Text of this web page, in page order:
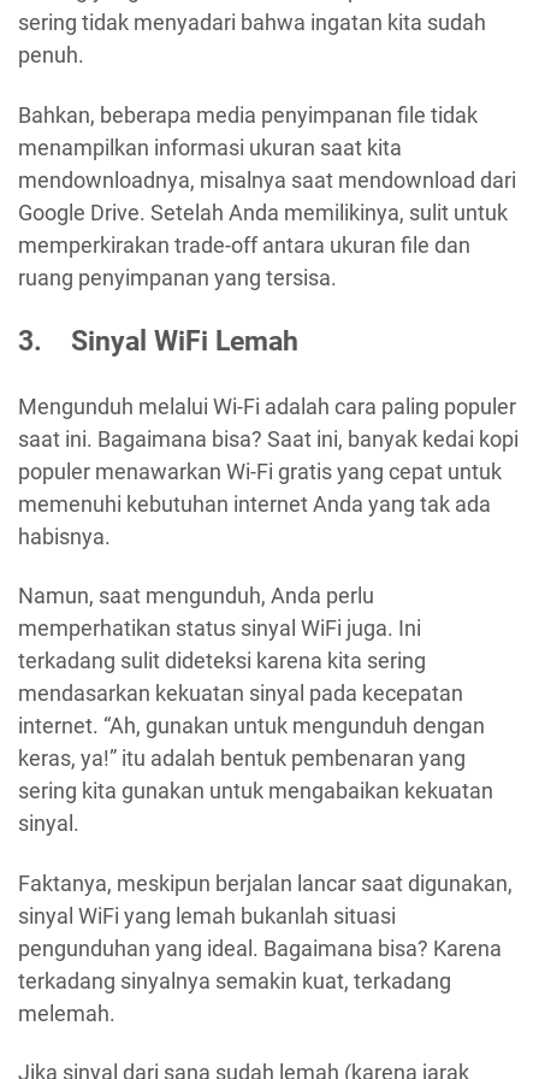
sering tidak menyadari bahwa ingatan kita sudah
penuh.
Bahkan, beberapa media penyimpanan file tidak
menampilkan informasi ukuran saat kita
mendownloadnya, misalnya saat mendownload dari
Google Drive. Setelah Anda memilikinya, sulit untuk
memperkirakan trade-off antara ukuran file dan
ruang penyimpanan yang tersisa.
3. Sinyal WiFi Lemah
Mengunduh melalui Wi-Fi adalah cara paling populer
saat ini. Bagaimana bisa? Saat ini, banyak kedai kopi
populer menawarkan Wi-Fi gratis yang cepat untuk
memenuhi kebutuhan internet Anda yang tak ada
habisnya.
Namun, saat mengunduh, Anda perlu
memperhatikan status sinyal WiFi juga. Ini
terkadang sulit dideteksi karena kita sering
mendasarkan kekuatan sinyal pada kecepatan
internet. “Ah, gunakan untuk mengunduh dengan
keras, ya!” itu adalah bentuk pembenaran yang
sering kita gunakan untuk mengabaikan kekuatan
sinyal.
Faktanya, meskipun berjalan lancar saat digunakan,
sinyal WiFi yang lemah bukanlah situasi
pengunduhan yang ideal. Bagaimana bisa? Karena
terkadang sinyalnya semakin kuat, terkadang
melemah.
Jika sinyal dari sana sudah lemah (karena jarak